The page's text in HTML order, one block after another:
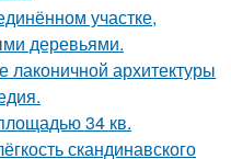
участке,
деревьями.
лаконичной архитектуры
34 кв.
скандинавского